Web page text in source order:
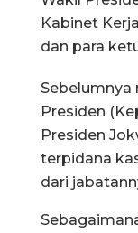
Kabinet
dan para
Sebelumnya
Presiden
Presiden
terpidana
dari